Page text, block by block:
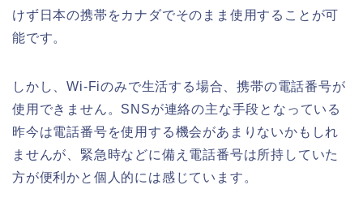
けず日本の携帯をカナダでそのまま使用することが可
能です。
しかし、Wi-Fiのみで生活する場合、携帯の電話番号が
使用できません。SNSが連絡の主な手段となっている
昨今は電話番号を使用する機会があまりないかもしれ
ませんが、緊急時などに備え電話番号は所持していた
方が便利かと個人的には感じています。